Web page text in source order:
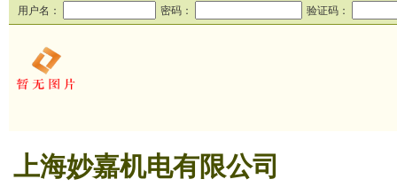
用户名： 密码： 验证码：
上海妙嘉机电有限公司